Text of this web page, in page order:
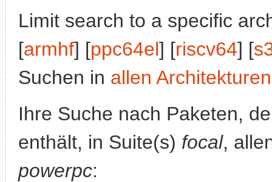
Limit search to a specific
[armhf] [ppc64el] [riscv64] [
Suchen in allen Architekturen
Ihre Suche nach Paketen,
enthält, in Suite(s) focal,
powerpc: